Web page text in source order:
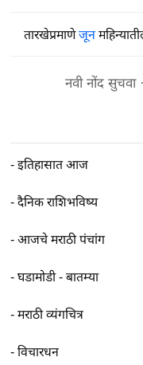
तारखेप्रमाणेजून
नवी नोंद सुचवा·
-इतिहासात आज
-दैनिक राशिभविष्य
-आजचे मराठी पंचांग
-घडामोडी - बातम्या
-मराठी व्यंगचित्र
-विचारधन